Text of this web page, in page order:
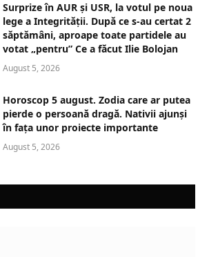
Surprize în AUR și USR, la votul pe noua
lege a Integrității. După ce s-au certat 2
săptămâni, aproape toate partidele au
votat „pentru” Ce a făcut Ilie Bolojan
August 5, 2026
Horoscop 5 august. Zodia care ar putea
pierde o persoană dragă. Nativii ajunși
în fața unor proiecte importante
August 5, 2026